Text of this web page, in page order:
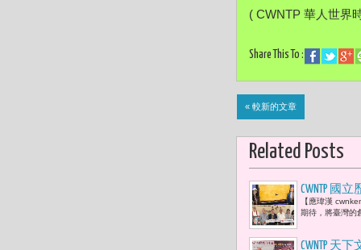
( CWNTP 華人世界
Share This To :
« 較新的文章
Related Posts
CWNTP 國
幅常玉真
【應瑋漢
期待，將臺灣的
CWNTP 天